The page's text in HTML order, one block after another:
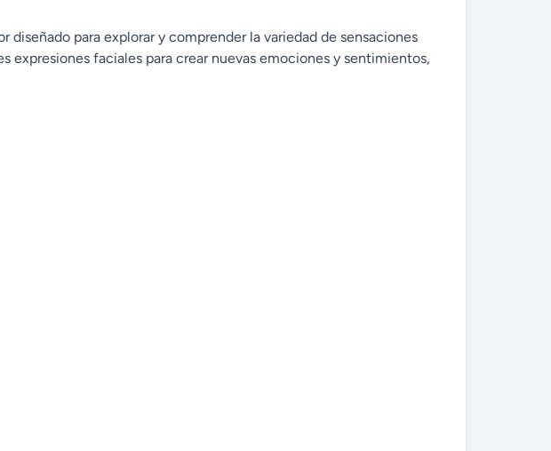
para explorar y comprender la variedad de sensaciones
faciales para crear nuevas emociones y sentimientos,